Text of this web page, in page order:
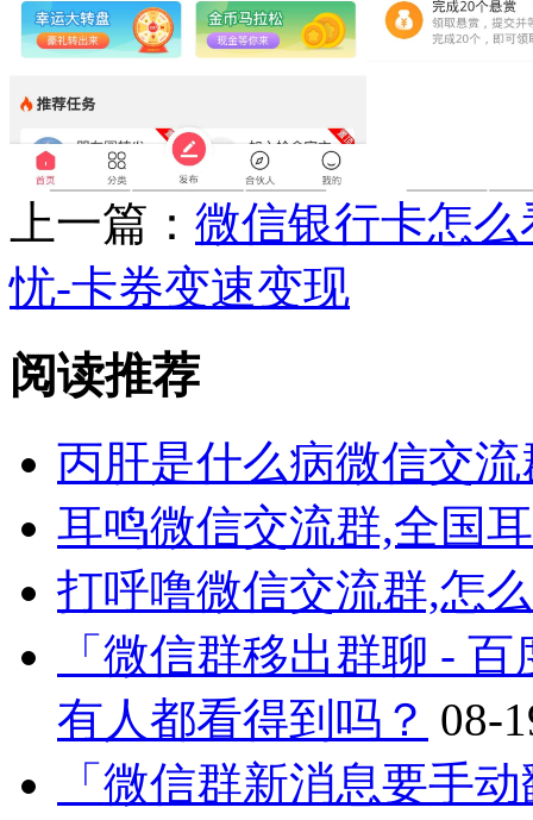
上一篇： 微信银行卡怎
忧-卡券变速变现
阅读推荐
丙肝是什么病微信交
耳鸣微信交流群,全国
打呼噜微信交流群,怎
「微信群移出群聊 -
有人都看得到吗？ 08-
「微信群新消息要手